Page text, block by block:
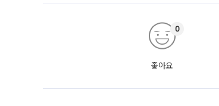
좋아요
0